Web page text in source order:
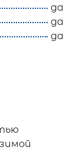
да
да
да